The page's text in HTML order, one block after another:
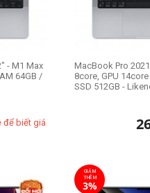
- M1 Max
64GB /
để biết giá
MacBook Pro
8core, GPU
SSD 512GB -
GIẢM
THÊM
3%